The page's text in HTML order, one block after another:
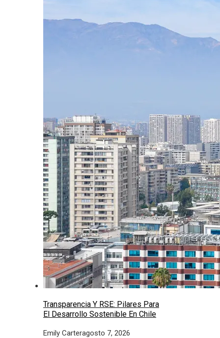
Transparencia Y RSE: Pilares Para
El Desarrollo Sostenible En Chile
Emily Carteragosto 7, 2026